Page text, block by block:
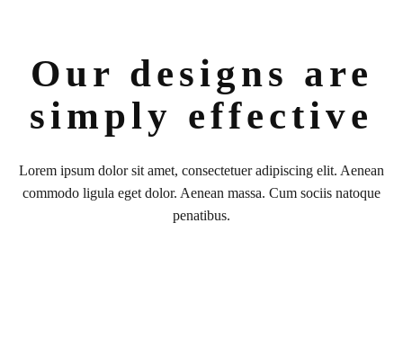
Our designs are
simply effective
Lorem ipsum dolor sit amet, consectetuer adipiscing elit. Aenean
commodo ligula eget dolor. Aenean massa. Cum sociis natoque
penatibus.